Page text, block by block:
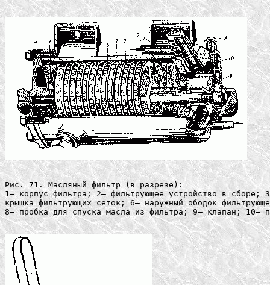
Рис. 71. Масляный фильтр (в разрезе):
1— корпус фильтра; 2— фильтрующее устройство в сборе;
крышка фильтрующих сеток; 6— наружный ободок
8— пробка для спуска масла из фильтра; 9— клапан; 10—